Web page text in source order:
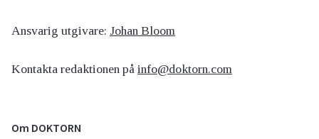
Ansvarig utgivare: Johan Bloom
Kontakta redaktionen på info@doktorn.com
Om DOKTORN